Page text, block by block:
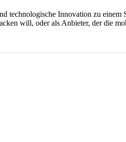
technologische Innovation zu einem
will, oder als Anbieter, der die